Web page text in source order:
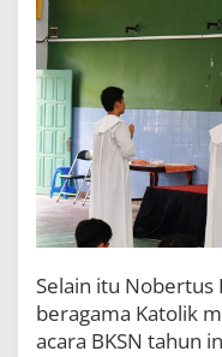
Selain itu Nobertus
beragama Katolik
acara BKSN tahun